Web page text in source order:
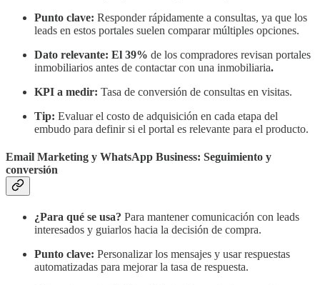
Punto clave: Responder rápidamente a consultas, ya que los
leads en estos portales suelen comparar múltiples opciones.
Dato relevante: El 39% de los compradores revisan portales
inmobiliarios antes de contactar con una inmobiliaria.
KPI a medir: Tasa de conversión de consultas en visitas.
Tip: Evaluar el costo de adquisición en cada etapa del
embudo para definir si el portal es relevante para el producto.
Email Marketing y WhatsApp Business: Seguimiento y
conversión
¿Para qué se usa? Para mantener comunicación con leads
interesados y guiarlos hacia la decisión de compra.
Punto clave: Personalizar los mensajes y usar respuestas
automatizadas para mejorar la tasa de respuesta.